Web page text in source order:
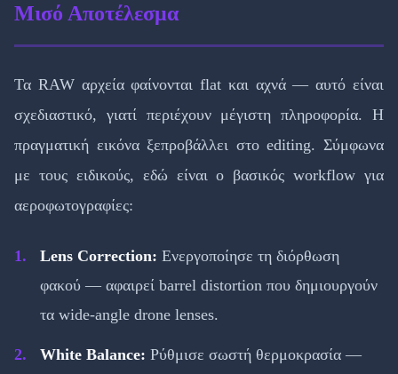
Μισό Αποτέλεσμα
Τα RAW αρχεία φαίνονται flat και αχνά — αυτό είναι
σχεδιαστικό, γιατί περιέχουν μέγιστη πληροφορία. Η
πραγματική εικόνα ξεπροβάλλει στο editing. Σύμφωνα
με τους ειδικούς, εδώ είναι ο βασικός workflow για
αεροφωτογραφίες:
Lens Correction: Ενεργοποίησε τη διόρθωση
φακού — αφαιρεί barrel distortion που δημιουργούν
τα wide-angle drone lenses.
White Balance: Ρύθμισε σωστή θερμοκρασία —